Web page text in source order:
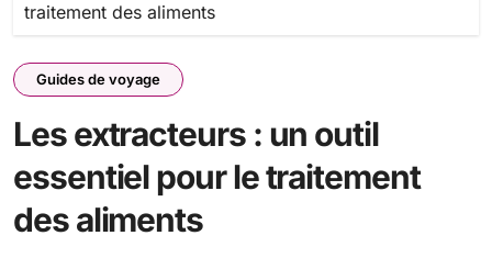
traitement des aliments
Guides de voyage
Les extracteurs : un outil
essentiel pour le traitement
des aliments